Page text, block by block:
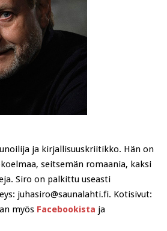
ja kirjallisuuskriitikko. Hän on
seitsemän romaania, kaksi
Siro on palkittu useasti
juhasiro@saunalahti.fi. Kotisivut:
myös Facebookista ja